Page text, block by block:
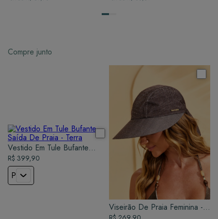
Compre junto
Vestido Em Tule Bufante
Saída De Praia - Terra
R$ 399,90
P
Viseirão De Praia Feminina -